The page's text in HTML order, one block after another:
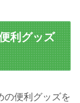
利グッズ
の便利グッズを